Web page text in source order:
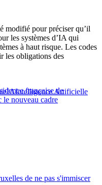
modifié pour préciser qu’il
les systèmes d’IA qui
à haut risque. Les codes
les obligations des
française de
le nouveau cadre
IAIntelligence Artificielle
de ne pas s'immiscer